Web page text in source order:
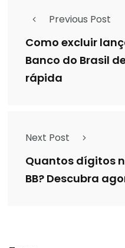
Previous Post
Como excluir
Banco do Brasil
rápida
Next Post
Quantos dígitos
BB? Descubra